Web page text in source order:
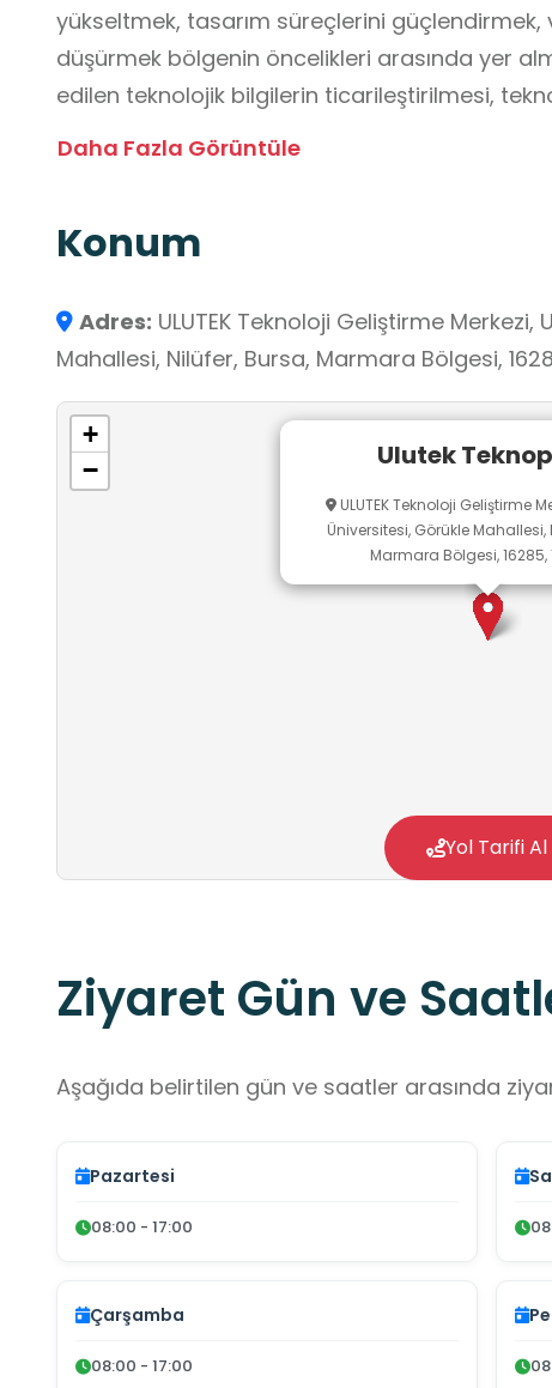
yükseltmek, tasarım süreçlerini
düşürmek bölgenin öncelikleri arasında yer
edilen teknolojik bilgilerin ticarileştirilmesi,
alanıyla dikkat çekmektedir. Bina; 140 kişilik
altyapı sunmaktadır. Bugün itibarı ile yaklaşık
sahipliği yapan ULUTEK, Ar-Ge ve inovasyon
Daha Fazla Görüntüle
Konum
Adres: ULUTEK Teknoloji Geliştirme
Mahallesi, Nilüfer, Bursa, Marmara Bölgesi,
Ulutek
ULUTEK Teknoloji Geliştirme
Üniversitesi, Görükle Mahallesi,
Marmara Bölgesi, 16285,
+
−
Yol Tarifi Al
Ziyaret Gün ve
Aşağıda belirtilen gün ve saatler arasında
Pazartesi
08:00 - 17:00
Çarşamba
08:00 - 17:00